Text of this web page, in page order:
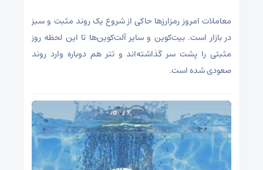
معاملات امروز رمزارز‌ها حاکی از شروع یک روند مثبت و سبز
در بازار است. بیت‌کوین و سایر آلت‌کوین‌ها تا این لحظه روز
مثبتی را پشت سر گذاشته‌اند و تتر هم دوباره وارد روند
صعودی شده است.